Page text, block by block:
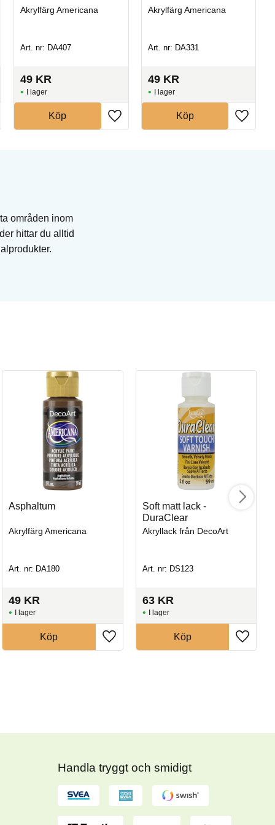
Akrylfärg Americana
Art. nr: DA407
49 KR
I lager
Köp
Akrylfärg Americana
Art. nr: DA331
49 KR
I lager
Köp
områden inom
hittar du alltid
Asphaltum
Akrylfärg Americana
Art. nr: DA180
49 KR
I lager
Köp
Soft matt lack -
DuraClear
Akryllack från DecoArt
Art. nr: DS123
63 KR
I lager
Köp
Handla tryggt och smidigt